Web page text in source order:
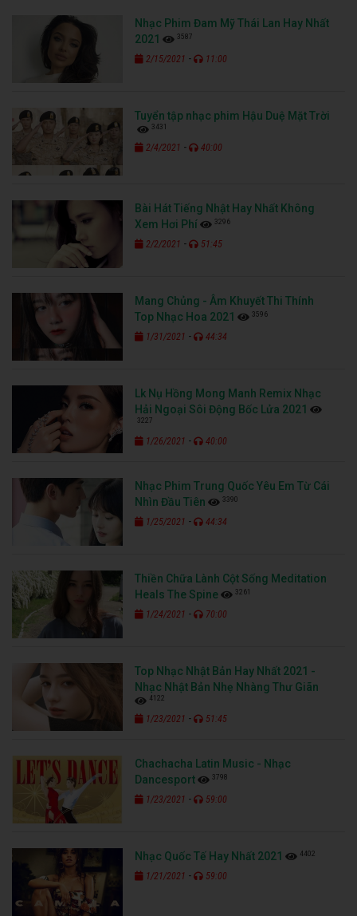
Nhạc Phim Đam Mỹ Thái Lan Hay Nhất
2021
3587
2/15/2021 - 11:00
Tuyển tập nhạc phim Hậu Duệ Mặt Trời
3431
2/4/2021 - 40:00
Bài Hát Tiếng Nhật Hay Nhất Không
Xem Hơi Phí
3296
2/2/2021 - 51:45
Mang Chủng - Âm Khuyết Thi Thính
Top Nhạc Hoa 2021
3596
1/31/2021 - 44:34
Lk Nụ Hồng Mong Manh Remix Nhạc
Hải Ngoại Sôi Động Bốc Lửa 2021
3227
1/26/2021 - 40:00
Nhạc Phim Trung Quốc Yêu Em Từ Cái
Nhìn Đầu Tiên
3390
1/25/2021 - 44:34
Thiền Chữa Lành Cột Sống Meditation
Heals The Spine
3261
1/24/2021 - 70:00
Top Nhạc Nhật Bản Hay Nhất 2021 -
Nhạc Nhật Bản Nhẹ Nhàng Thư Giãn
4122
1/23/2021 - 51:45
Chachacha Latin Music - Nhạc
Dancesport
3798
1/23/2021 - 59:00
Nhạc Quốc Tế Hay Nhất 2021 4402
1/21/2021 - 59:00